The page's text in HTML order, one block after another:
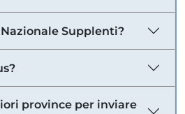
Supplenti?
province per inviare